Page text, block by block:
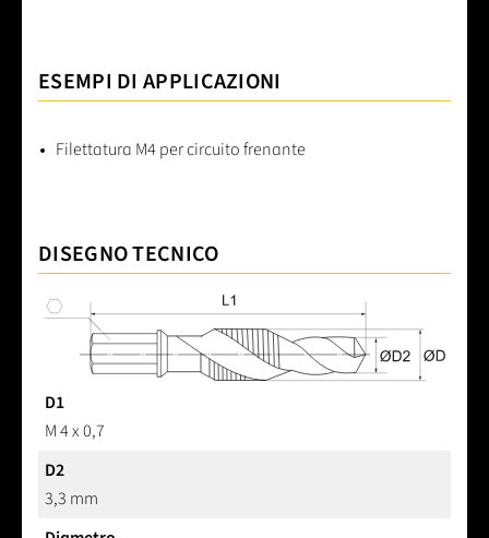
ESEMPI DI APPLICAZIONI
Filettatura M4 per circuito frenante
DISEGNO TECNICO
D1
M 4 x 0,7
D2
3,3 mm